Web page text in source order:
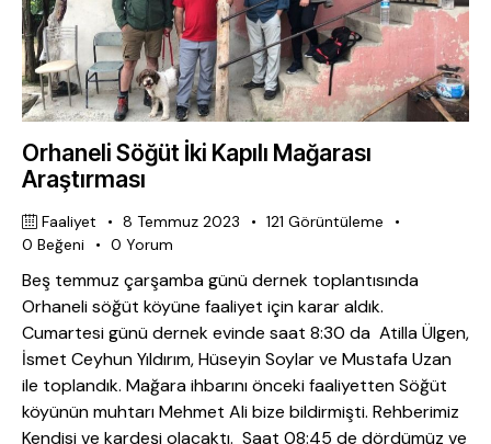
Orhaneli Söğüt İki Kapılı Mağarası
Araştırması
Faaliyet 8 Temmuz 2023 121 Görüntüleme
0 Beğeni 0 Yorum
Beş temmuz çarşamba günü dernek toplantısında
Orhaneli söğüt köyüne faaliyet için karar aldık.
Cumartesi günü dernek evinde saat 8:30 da Atilla Ülgen,
İsmet Ceyhun Yıldırım, Hüseyin Soylar ve Mustafa Uzan
ile toplandık. Mağara ihbarını önceki faaliyetten Söğüt
köyünün muhtarı Mehmet Ali bize bildirmişti. Rehberimiz
Kendisi ve kardeşi olacaktı. Saat 08:45 de dördümüz ve